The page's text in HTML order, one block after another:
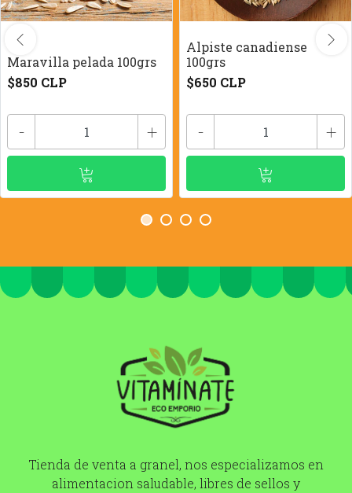
Maravilla pelada 100grs
$850 CLP
- +
Alpiste canadiense
100grs
$650 CLP
- +
Tienda de venta a granel, nos especializamos en
alimentacion saludable, libres de sellos y